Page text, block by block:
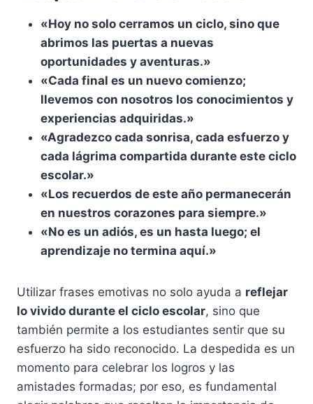
«Hoy no solo cerramos un ciclo, sino que
abrimos las puertas a nuevas
oportunidades y aventuras.»
«Cada final es un nuevo comienzo;
llevemos con nosotros los conocimientos y
experiencias adquiridas.»
«Agradezco cada sonrisa, cada esfuerzo y
cada lágrima compartida durante este ciclo
escolar.»
«Los recuerdos de este año permanecerán
en nuestros corazones para siempre.»
«No es un adiós, es un hasta luego; el
aprendizaje no termina aquí.»
Utilizar frases emotivas no solo ayuda a reflejar
lo vivido durante el ciclo escolar, sino que
también permite a los estudiantes sentir que su
esfuerzo ha sido reconocido. La despedida es un
momento para celebrar los logros y las
amistades formadas; por eso, es fundamental